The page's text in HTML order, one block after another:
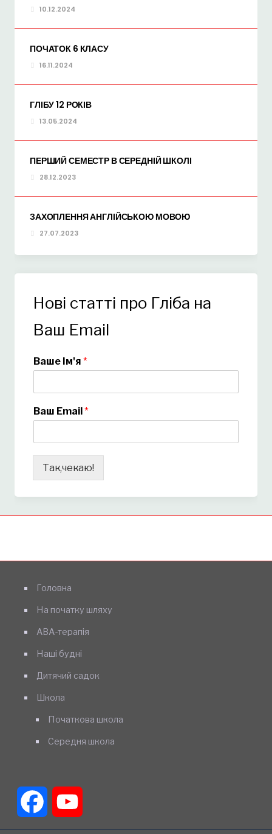
10.12.2024
ПОЧАТОК 6 КЛАСУ
16.11.2024
ГЛІБУ 12 РОКІВ
13.05.2024
ПЕРШИЙ СЕМЕСТР В СЕРЕДНІЙ ШКОЛІ
28.12.2023
ЗАХОПЛЕННЯ АНГЛІЙСЬКОЮ МОВОЮ
27.07.2023
Нові статті про Гліба на
Ваш Email
Ваше Ім'я *
Ваш Email *
Так,чекаю!
Головна
На початку шляху
АВА-терапія
Наші будні
Дитячий садок
Школа
Початкова школа
Середня школа
Facebook